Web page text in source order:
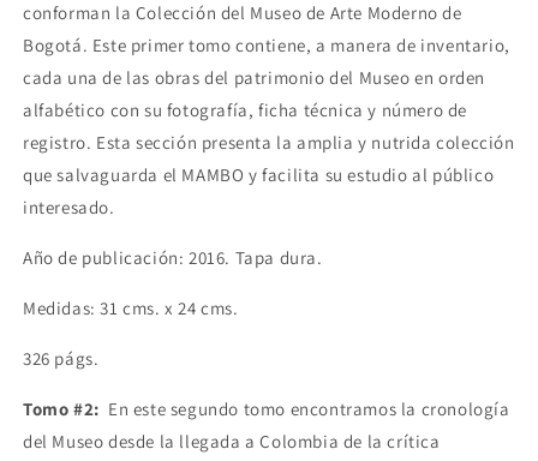
conforman la Colección del Museo de Arte Moderno de
Bogotá. Este primer tomo contiene, a manera de inventario,
cada una de las obras del patrimonio del Museo en orden
alfabético con su fotografía, ficha técnica y número de
registro. Esta sección presenta la amplia y nutrida colección
que salvaguarda el MAMBO y facilita su estudio al público
interesado.
Año de publicación: 2016. Tapa dura.
Medidas: 31 cms. x 24 cms.
326 págs.
Tomo #2: En este segundo tomo encontramos la cronología
del Museo desde la llegada a Colombia de la crítica